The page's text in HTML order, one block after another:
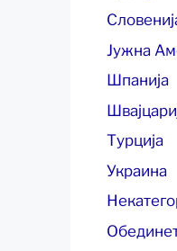
Јужна
Шпанија
Турција
Украина